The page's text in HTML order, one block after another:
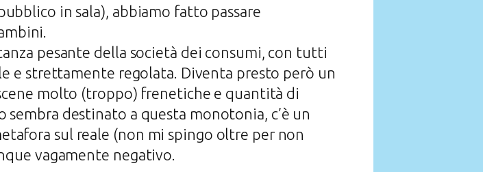
in sala), abbiamo fatto passare
pesante della società dei consumi, con tutti
e strettamente regolata. Diventa presto però un
molto (troppo) frenetiche e quantità di
destinato a questa monotonia, c’è un
sul reale (non mi spingo oltre per non
vagamente negativo.